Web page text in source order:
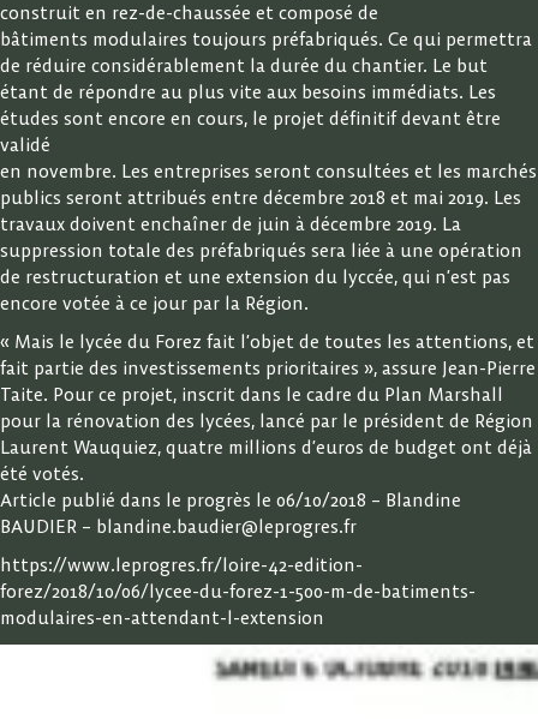
construit en rez-de-chaussée et composé de
bâtiments modulaires toujours préfabriqués. Ce qui permettra
de réduire considérablement la durée du chantier. Le but
étant de répondre au plus vite aux besoins immédiats. Les
études sont encore en cours, le projet définitif devant être
validé
en novembre. Les entreprises seront consultées et les marchés
publics seront attribués entre décembre 2018 et mai 2019. Les
travaux doivent enchaîner de juin à décembre 2019. La
suppression totale des préfabriqués sera liée à une opération
de restructuration et une extension du lyccée, qui n’est pas
encore votée à ce jour par la Région.
« Mais le lycée du Forez fait l’objet de toutes les attentions, et
fait partie des investissements prioritaires », assure Jean-Pierre
Taite. Pour ce projet, inscrit dans le cadre du Plan Marshall
pour la rénovation des lycées, lancé par le président de Région
Laurent Wauquiez, quatre millions d’euros de budget ont déjà
été votés.
Article publié dans le progrès le 06/10/2018 – Blandine
BAUDIER – blandine.baudier@leprogres.fr
https://www.leprogres.fr/loire-42-edition-
forez/2018/10/06/lycee-du-forez-1-500-m-de-batiments-
modulaires-en-attendant-l-extension